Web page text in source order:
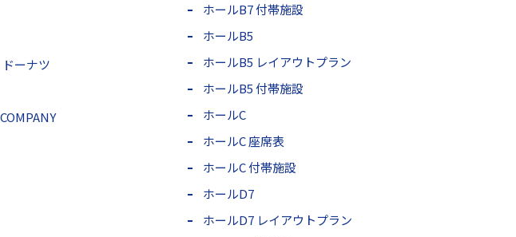
ーナツ
ホールB7 付帯施設
ホールB5
ホールB5 レイアウトプラン
ホールB5 付帯施設
ホールC
ホールC 座席表
ホールC 付帯施設
ホールD7
ホールD7 レイアウトプラン